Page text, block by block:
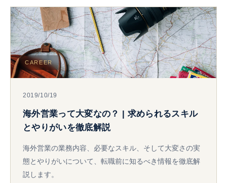
CAREER
2019/10/19
海外営業って大変なの？ | 求められるスキル
とやりがいを徹底解説
海外営業の業務内容、必要なスキル、そして大変さの実
態とやりがいについて、転職前に知るべき情報を徹底解
説します。